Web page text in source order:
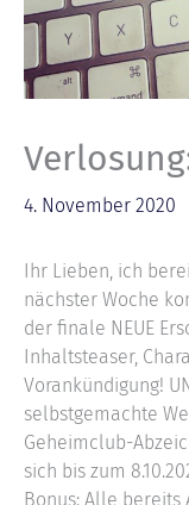
4. November 2020
Ihr Lieben, ich
nächster Woche
der finale NEUE
Inhaltsteaser,
Vorankündigung!
selbstgemachte
Geheimclub-
sich bis zum
Bonus: Alle